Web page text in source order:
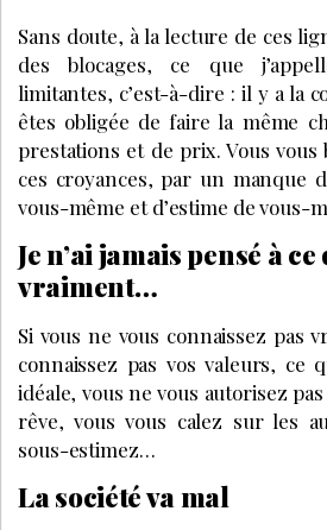
Sans doute, à la lecture de ces
des blocages, ce que
limitantes, c’est-à-dire : il y a la
êtes obligée de faire la même
prestations et de prix. Vous vous
ces croyances, par un manque
vous-même et d’estime de vous-
Je n’ai jamais pensé à
vraiment…
Si vous ne vous connaissez pas
connaissez pas vos valeurs, ce
idéale, vous ne vous autorisez
rêve, vous vous calez sur les
sous-estimez…
La société va mal